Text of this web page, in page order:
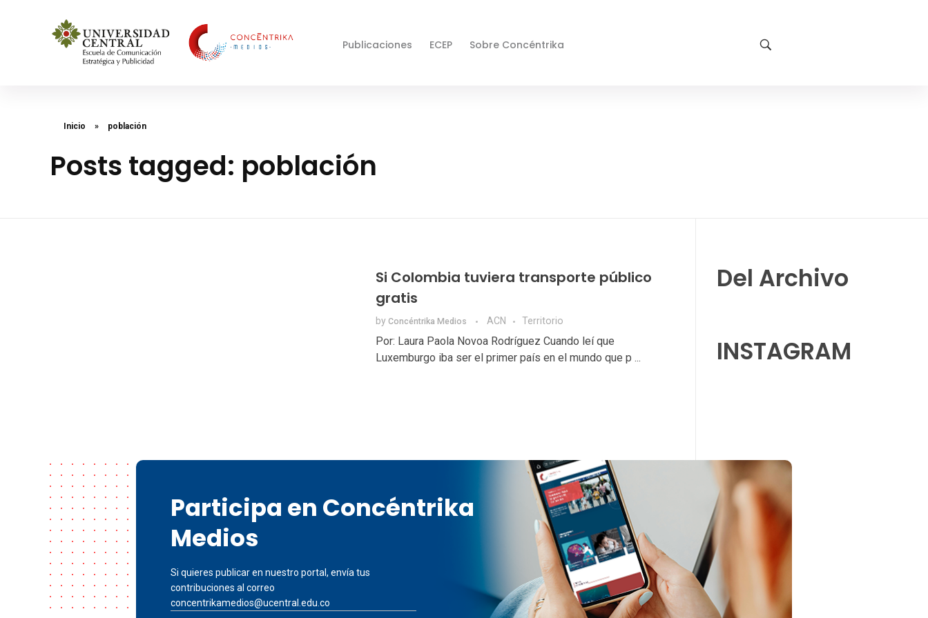
Publicaciones ECEP Sobre Concéntrika
Inicio » población
Posts tagged: población
Si Colombia tuviera transporte público
gratis
by Concéntrika Medios ACN Territorio
Por: Laura Paola Novoa Rodríguez Cuando leí que
Luxemburgo iba ser el primer país en el mundo que p ...
Del Archivo
INSTAGRAM
Participa en Concéntrika
Medios
Si quieres publicar en nuestro portal, envía tus
contribuciones al correo
concentrikamedios@ucentral.edu.co